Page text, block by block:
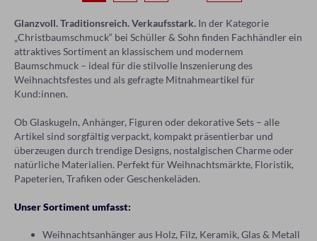
Glanzvoll. Traditionsreich. Verkaufsstark. In der Kategorie
„Christbaumschmuck“ bei Schüller & Sohn finden Fachhändler ein
attraktives Sortiment an klassischem und modernem
Baumschmuck – ideal für die stilvolle Inszenierung des
Weihnachtsfestes und als gefragte Mitnahmeartikel für
Kund:innen.
Ob Glaskugeln, Anhänger, Figuren oder dekorative Sets – alle
Artikel sind sorgfältig verpackt, kompakt präsentierbar und
überzeugen durch trendige Designs, nostalgischen Charme oder
natürliche Materialien. Perfekt für Weihnachtsmärkte, Floristik,
Papeterien, Trafiken oder Geschenkeläden.
Unser Sortiment umfasst:
Weihnachtsanhänger aus Holz, Filz, Keramik, Glas & Metall